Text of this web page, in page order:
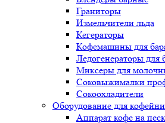
Граниторы
Измельчители льда
Кегераторы
Кофемашины для
Ледогенераторы для
Миксеры для
Соковыжималки
Сокоохладители
Оборудование для кофейни
Аппарат кофе на